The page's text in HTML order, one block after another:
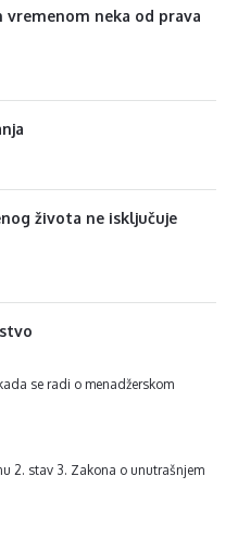
neka od prava
života ne isključuje
se radi o menadžerskom
2. stav 3. Zakona o unutrašnjem